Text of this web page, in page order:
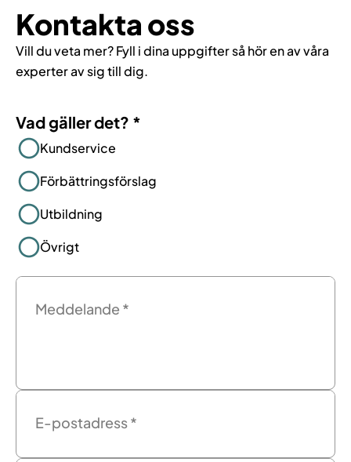
Kontakta oss
Vill du veta mer? Fyll i dina uppgifter så hör en av våra
experter av sig till dig.
Vad gäller det? *
Kundservice
Förbättringsförslag
Utbildning
Övrigt
Meddelande *
E-postadress*